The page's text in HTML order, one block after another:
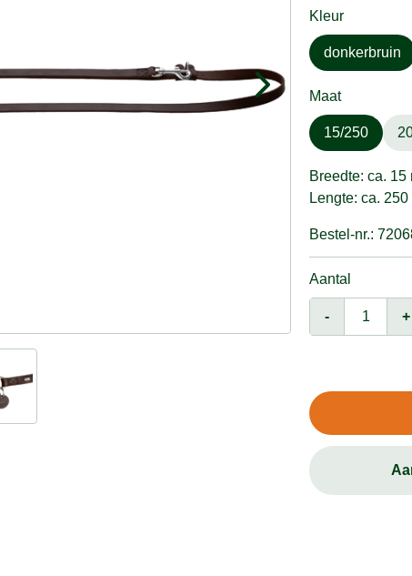
Kleur
donkerbruin
Maat
15/250
Breedte: ca. 15
Lengte: ca. 250
Bestel-nr.:
Aantal
- +